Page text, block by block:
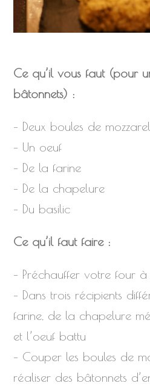
Ce qu’il vous faut (pour
bâtonnets) :
– Deux boules de
– Un oeuf
– De la farine
– De la chapelure
– Du basilic
Ce qu’il faut faire :
– Préchauffer votre four à
– Dans trois récipients
farine, de la chapelure
et l’oeuf battu
– Couper les boules de
réaliser des bâtonnets